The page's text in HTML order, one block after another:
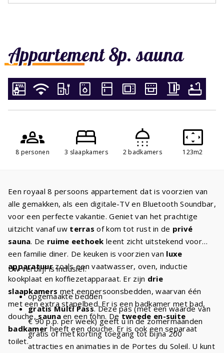
Appartement 8p. sauna
8 personen 3 slaapkamers 2 badkamers 123m2
Een royaal 8 persoons appartement dat is voorzien van
alle gemakken, als een digitale-TV en Bluetooth Soundbar,
voor een perfecte vakantie. Geniet van het prachtige
uitzicht vanaf uw terras of kom tot rust in de privé
sauna. De ruime eethoek leent zicht uitstekend voor
een familie diner. De keuken is voorzien van luxe
apparatuurzoals een vaatwasser, oven, inductie
kookplaat en koffiezetapparaat. Er zijn drie
slaapkamers met eenpersoonsbedden, waarvan één
met een extra stapelbed. Er is een badkamer met bad,
douche, saunaen een föhn. De tweede en-suite
badkamer heeft een douche. Er is ook een separaat
toilet.
Uw verblijf is inclusief:
opgemaakte bedden
gratis Multi Pass. Deze pas (met een waarde van
€ 90 p.p. per week) geeft u in de zomermaanden
gratis of met korting toegang tot bijna 200
attracties en animaties in de Portes du Soleil. U kunt